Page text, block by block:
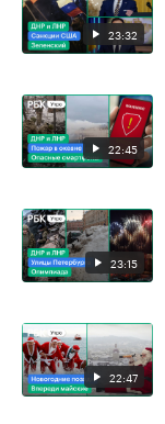
23:32
22:45
23:15
22:47